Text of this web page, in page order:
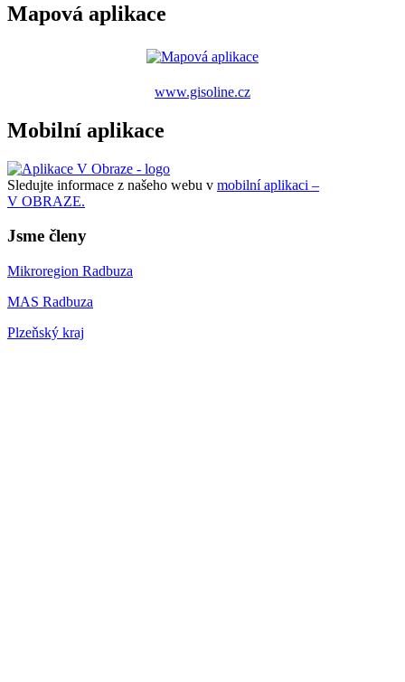
Mapová aplikace
www.gisoline.cz
Mobilní aplikace
Sledujte informace z našeho webu v mobilní aplikaci –
V OBRAZE.
Jsme členy
Mikroregion Radbuza
MAS Radbuza
Plzeňský kraj